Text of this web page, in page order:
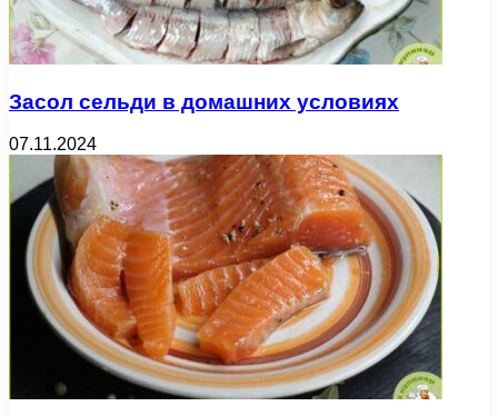
Засол сельди в домашних условиях
07.11.2024